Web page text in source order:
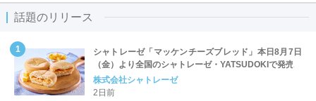
話題のリリース
シャトレーゼ「マッケンチーズブレッド」本日8月7日
（金）より全国のシャトレーゼ・YATSUDOKIで発売
株式会社シャトレーゼ
2日前